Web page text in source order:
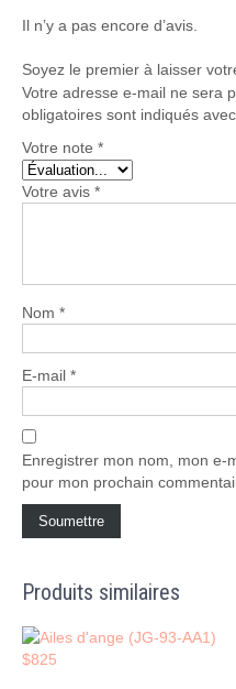
Il n’y a pas encore d’avis.
Soyez le premier à laisser
Votre adresse e-mail ne sera
obligatoires sont indiqués avec
Votre note *
Votre avis *
Nom *
E-mail *
Enregistrer mon nom, mon e-
pour mon prochain
Produits similaires